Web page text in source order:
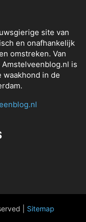
site van
en onafhankelijk
omstreken. Van
is
waakhond in de
| Sitemap